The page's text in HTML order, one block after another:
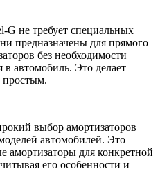
G не требует специальных
предназначены для прямого
без необходимости
в автомобиль. Это делает
простым.
выбор амортизаторов
автомобилей. Это
амортизаторы для конкретной
его особенности и